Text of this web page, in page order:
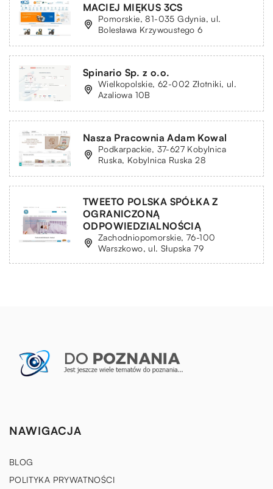
MACIEJ MIĘKUS 3CS
Pomorskie, 81-035 Gdynia, ul.
Bolesława Krzywoustego 6
Spinario Sp. z o.o.
Wielkopolskie, 62-002 Złotniki, ul.
Azaliowa 10B
Nasza Pracownia Adam Kowal
Podkarpackie, 37-627 Kobylnica
Ruska, Kobylnica Ruska 28
TWEETO POLSKA SPÓŁKA Z
OGRANICZONĄ
ODPOWIEDZIALNOŚCIĄ
Zachodniopomorskie, 76-100
Warszkowo, ul. Słupska 79
NAWIGACJA
BLOG
POLITYKA PRYWATNOŚCI